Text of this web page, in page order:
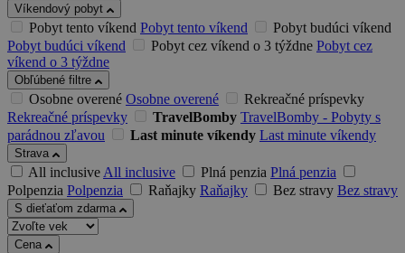
Víkendový pobyt
Pobyt tento víkend Pobyt tento víkend
Pobyt budúci víkend
Pobyt budúci víkend
Pobyt cez víkend o 3 týždne Pobyt cez
víkend o 3 týždne
Obľúbené filtre
Osobne overené Osobne overené
Rekreačné príspevky
Rekreačné príspevky
TravelBomby TravelBomby - Pobyty s
parádnou zľavou
Last minute víkendy Last minute víkendy
Strava
All inclusiveAll inclusive Plná penzia Plná penzia
Polpenzia Polpenzia Raňajky Raňajky Bez stravy Bez stravy
S dieťaťom zdarma
Cena